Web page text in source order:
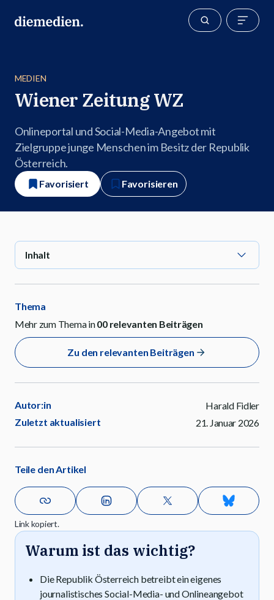
MEDIEN
Wiener Zeitung WZ
Onlineportal und Social-Media-Angebot mit
Zielgruppe junge Menschen im Besitz der Republik
Österreich.
Favorisiert Favorisieren
Inhalt
Thema
Mehr zum Thema in00 relevanten Beiträgen
Zu den relevanten Beiträgen
Autor:in
Harald Fidler
Zuletzt aktualisiert
21. Januar 2026
Teile den Artikel
Link kopiert.
Warum ist das wichtig?
Die Republik Österreich betreibt ein eigenes
journalistisches Social-Media- und Onlineangebot